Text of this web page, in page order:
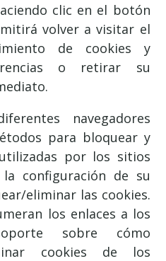
clic en el botón
volver a visitar el
de cookies y
o retirar su
navegadores
para bloquear y
por los sitios
configuración de su
eliminar las cookies.
los enlaces a los
sobre cómo
cookies de los